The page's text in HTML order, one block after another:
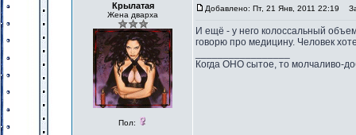
Крылатая
Жена дварха
Пол:
Добавлено: Пт, 21 Янв, 2011 22:19
И ещё - у него колоссальный
говорю про медицину. Человек
Когда ОНО сытое, то молчаливо-